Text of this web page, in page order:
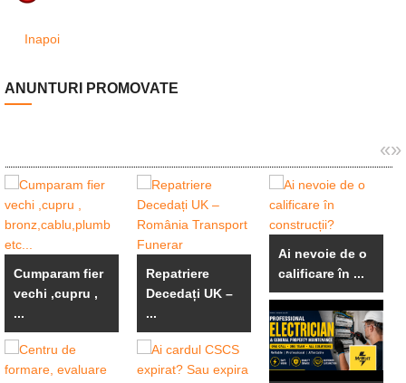
Inapoi
ANUNTURI PROMOVATE
«»
Cumparam fier
vechi ,cupru ,
...
Repatriere
Decedați UK –
...
Ai nevoie de o
calificare în ...